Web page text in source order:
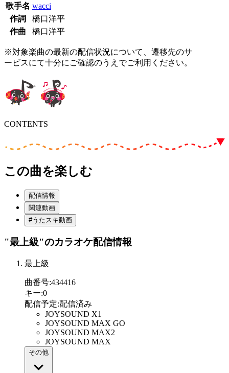
歌手名 wacci
作詞
橋口洋平
作曲
橋口洋平
※対象楽曲の最新の配信状況について、遷移先のサ
ービスにて十分にご確認のうえでご利用ください。
CONTENTS
この曲を楽しむ
配信情報
関連動画
#うたスキ動画
"最上級"のカラオケ配信情報
最上級
曲番号:434416
キー:0
配信予定:配信済み
JOYSOUND X1
JOYSOUND MAX GO
JOYSOUND MAX2
JOYSOUND MAX
その他